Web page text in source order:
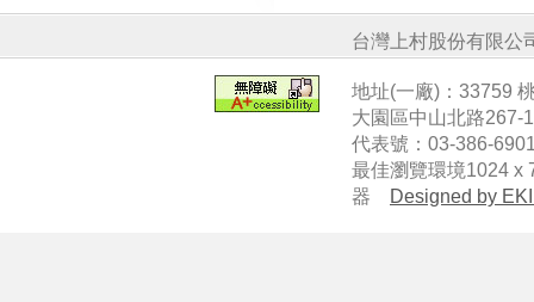
台灣上村股份有
地址(一廠)：33759
大園區中山北路267-
代表號：03-386-
最佳瀏覽環境1024 x
器
Designed by